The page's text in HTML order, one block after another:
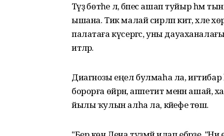
Тәүҙә бөтәһе лә, бәпес ашап туйыр
ышана. Тик малай сирләп китә, хәле
палатаға күсергәс, уны дауаханалағы
итәләр.
Диагнозы еңел булмаһа ла, иғтибар
борорға өйрәнә, аппетит менән
йылы ҡулын алһа ла, кәйефе төшә.